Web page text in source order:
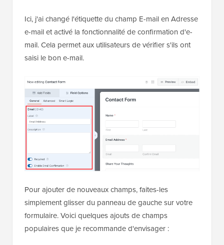
Ici, j'ai changé l'étiquette du champ E-mail en Adresse
e-mail et activé la fonctionnalité de confirmation d'e-
mail. Cela permet aux utilisateurs de vérifier s'ils ont
saisi le bon e-mail.
Pour ajouter de nouveaux champs, faites-les
simplement glisser du panneau de gauche sur votre
formulaire. Voici quelques ajouts de champs
populaires que je recommande d'envisager :